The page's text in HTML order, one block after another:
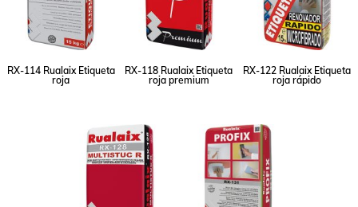
RX-114 Rualaix Etiqueta
roja
RX-118 Rualaix Etiqueta
roja premium
RX-122 Rualaix Etiqueta
roja rápido